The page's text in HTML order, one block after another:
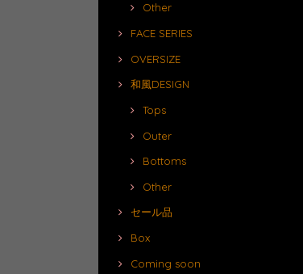
Other
FACE SERIES
OVERSIZE
和風DESIGN
Tops
Outer
Bottoms
Other
セール品
Box
Coming soon